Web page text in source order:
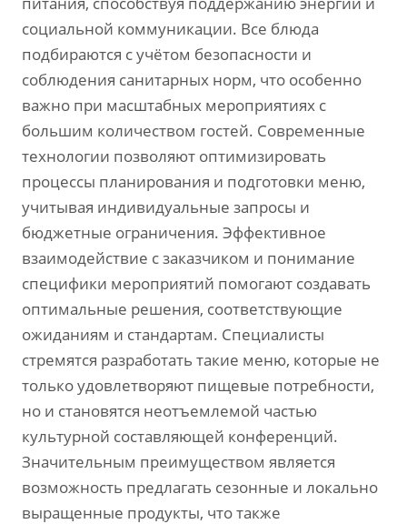
социальной коммуникации. Все блюда
подбираются с учётом безопасности и
соблюдения санитарных норм, что особенно
важно при масштабных мероприятиях с
большим количеством гостей. Современные
технологии позволяют оптимизировать
процессы планирования и подготовки меню,
учитывая индивидуальные запросы и
бюджетные ограничения. Эффективное
взаимодействие с заказчиком и понимание
специфики мероприятий помогают создавать
оптимальные решения, соответствующие
ожиданиям и стандартам. Специалисты
стремятся разработать такие меню, которые не
только удовлетворяют пищевые потребности,
но и становятся неотъемлемой частью
культурной составляющей конференций.
Значительным преимуществом является
возможность предлагать сезонные и локально
выращенные продукты, что также